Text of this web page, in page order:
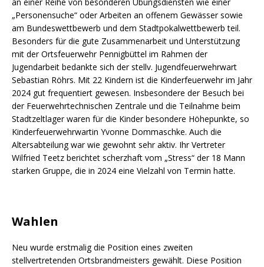
an einer Reihe von besonderen Übungsdiensten wie einer
„Personensuche“ oder Arbeiten an offenem Gewässer sowie
am Bundeswettbewerb und dem Stadtpokalwettbewerb teil.
Besonders für die gute Zusammenarbeit und Unterstützung
mit der Ortsfeuerwehr Pennigbüttel im Rahmen der
Jugendarbeit bedankte sich der stellv. Jugendfeuerwehrwart
Sebastian Röhrs. Mit 22 Kindern ist die Kinderfeuerwehr im Jahr
2024 gut frequentiert gewesen. Insbesondere der Besuch bei
der Feuerwehrtechnischen Zentrale und die Teilnahme beim
Stadtzeltlager waren für die Kinder besondere Höhepunkte, so
Kinderfeuerwehrwartin Yvonne Dommaschke. Auch die
Altersabteilung war wie gewohnt sehr aktiv. Ihr Vertreter
Wilfried Teetz berichtet scherzhaft vom „Stress“ der 18 Mann
starken Gruppe, die in 2024 eine Vielzahl von Termin hatte.
Wahlen
Neu wurde erstmalig die Position eines zweiten
stellvertretenden Ortsbrandmeisters gewählt. Diese Position